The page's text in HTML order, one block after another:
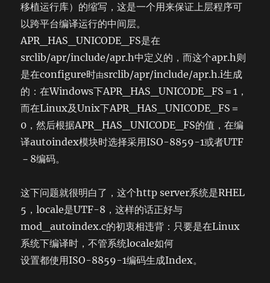
移植运行库）的缩写，这是一个用来保证上层程序可
以跨平台编译运行的中间层。
APR_HAS_UNICODE_FS是在
srclib/apr/include/apr.h中定义的，而这个apr.h则
是在configure时由srclib/apr/include/apr.h.i生成
的：在Windows下APR_HAS_UNICODE_FS＝1，
而在Linux及Unix下APR_HAS_UNICODE_FS＝
0，然后根据APR_HAS_UNICODE_FS的值，在编
译autoindex模块时选择采用ISO-8859-1或者UTF
－8编码。
这下问题就很明白了，这个http server系统是RHEL
5，locale是UTF-8，这样的话正好与
mod_autoindex.c的初衷相违背：只要是在Linux
系统下编译时，不管系统locale如何
设置都使用ISO-8859-1编码生成Index。